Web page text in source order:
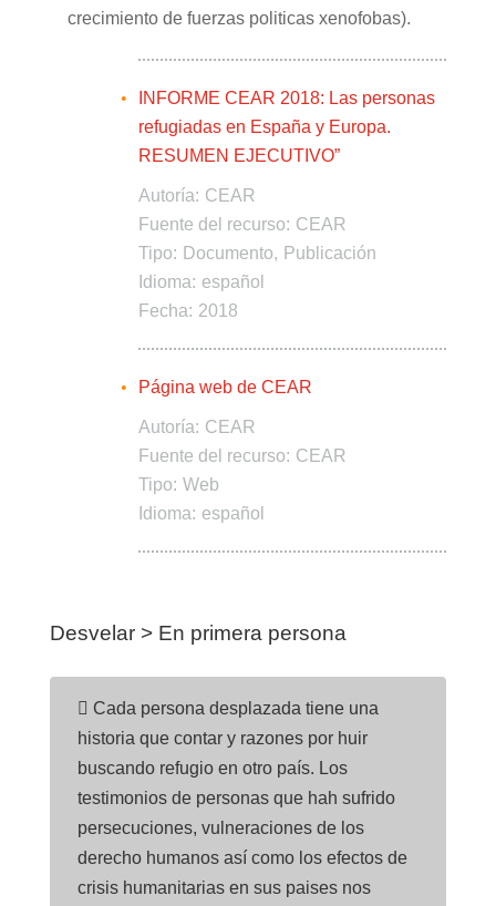
crecimiento de fuerzas politicas xenofobas).
INFORME CEAR 2018: Las personas
refugiadas en España y Europa.
RESUMEN EJECUTIVO”
Autoría: CEAR
Fuente del recurso: CEAR
Tipo: Documento
Publicación
Idioma: español
Fecha: 2018
Página web de CEAR
Autoría: CEAR
Fuente del recurso: CEAR
Tipo: Web
Idioma: español
Desvelar > En primera persona
 Cada persona desplazada tiene una
historia que contar y razones por huir
buscando refugio en otro país. Los
testimonios de personas que hah sufrido
persecuciones, vulneraciones de los
derecho humanos así como los efectos de
crisis humanitarias en sus paises nos